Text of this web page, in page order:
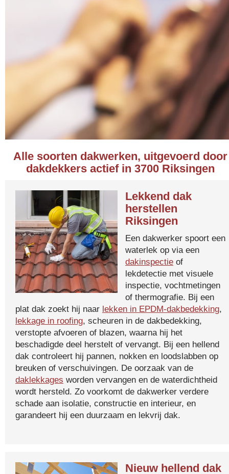
Alle soorten dakwerken, uitgevoerd door
dakdekkers actief in 3700 Riksingen
Lekkend dak
herstellen
Riksingen
Een dakwerker spoort een
waterlek op via een
dakinspectie of
lekdetectie met visuele
inspectie, vochtmetingen
of thermografie. Bij een
plat dak zoekt hij naar lekken in EPDM-dakbedekking,
lekkage in roofing, scheuren in de dakbedekking,
verstopte afvoeren of blazen, waarna hij het
beschadigde deel herstelt of vervangt. Bij een hellend
dak controleert hij pannen, nokken en loodslabben op
breuken of verschuivingen. De oorzaak van de
daklekkages worden vervangen en de waterdichtheid
wordt hersteld. Zo voorkomt de dakwerker verdere
schade aan isolatie, constructie en interieur, en
garandeert hij een duurzaam en lekvrij dak.
Nieuw hellend dak